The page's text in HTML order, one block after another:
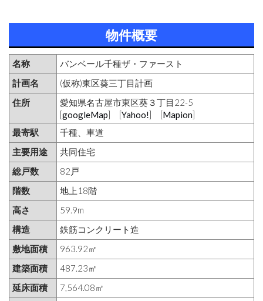
物件概要
名称
バンベール千種ザ・ファースト
計画名
(仮称)東区葵三丁目計画
住所
愛知県名古屋市東区葵３丁目22-5
[googleMap] [Yahoo!] [Mapion]
最寄駅
千種、車道
主要用途
共同住宅
総戸数
82戸
階数
地上18階
高さ
59.9m
構造
鉄筋コンクリート造
敷地面積
963.92㎡
建築面積
487.23㎡
延床面積
7,564.08㎡